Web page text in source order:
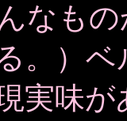
なも
。）
実味が